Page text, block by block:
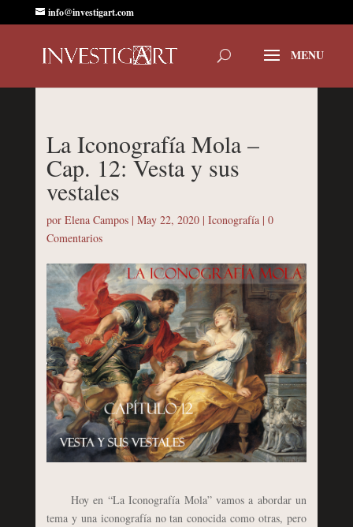
info@investigart.com
La Iconografía Mola –
Cap. 12: Vesta y sus
vestales
por Elena Campos| May 22, 2020| Iconografía| 0
Comentarios
Hoy en “La Iconografía Mola” vamos a abordar un
tema y una iconografía no tan conocida como otras, pero